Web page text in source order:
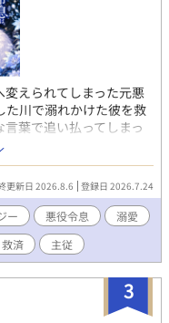
えられてしまった元悪
た川で溺れかけた彼を救
葉で追い払ってしまっ
られれば、今度こそ嫌わ
と、白狐の仕草に懐か
もふ白狐になった不器用
一途な元護衛騎士が、
ファンタジーBLです。 ※
更新日 2026.8.6 登録日 2026.7.24
ー 悪役令息
溺愛
救済 主従
3